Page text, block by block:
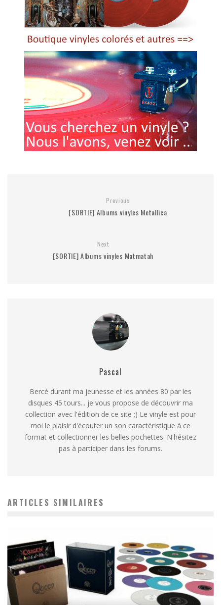
Previous
[SORTIE] Albums vinyles Metallica
Next
[SORTIE] Albums vinyles Matmatah
Pascal
Bercé durant ma jeunesse et les années 80 par les
disques 45 tours... je vous propose de découvrir ma
collection avec l'édition de ce site ;) Le vinyle est pour
moi le plaisir d'écouter un son caractéristique à ce
format et collectionner les belles pochettes. N'hésitez
pas à participer dans les forums.
ARTICLES SIMILAIRES